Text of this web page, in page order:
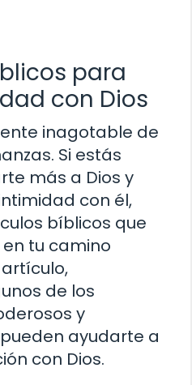
para
con Dios
inagotable de
Si estás
más a Dios y
con él,
bíblicos que
tu camino
de los
y
ayudarte a
con Dios.